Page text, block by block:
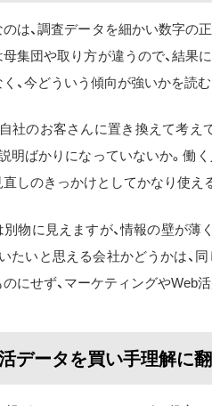
は、調査データを細かい数字の
集団や取り方が違うので、結果
、今どういう傾向が強いかを読
社のお客さんに置き換えて考
明ばかりになっていないか。働
しのきっかけとしてかなり使え
物に見えますが、情報の壁が
たいと思える会社かどうかは、
にせず、マーケティングやWeb
活データを買い手理解に